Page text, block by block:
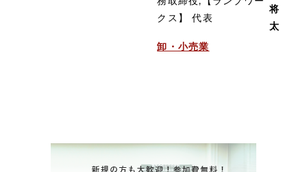
クス】 代表
将
太
卸・小売業